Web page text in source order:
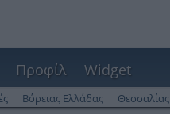
Προφίλ Widget
Βόρειας Ελλάδας Θεσσαλίας